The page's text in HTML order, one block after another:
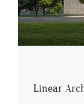
Linear